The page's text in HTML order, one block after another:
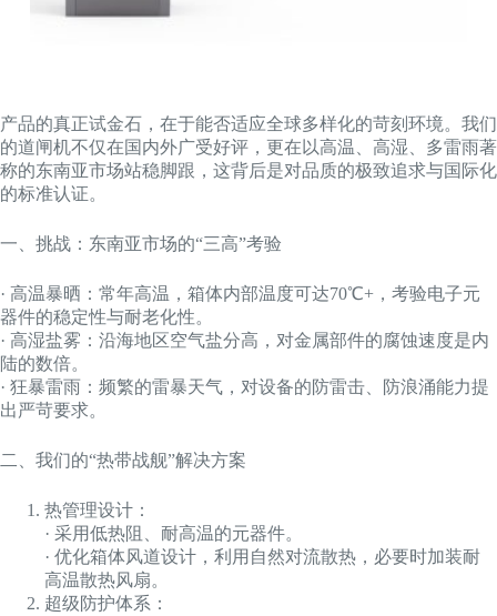
产品的真正试金石，在于能否适应全球多样化的苛刻环境。我们
的道闸机不仅在国内外广受好评，更在以高温、高湿、多雷雨著
称的东南亚市场站稳脚跟，这背后是对品质的极致追求与国际化
的标准认证。
一、挑战：东南亚市场的“三高”考验
· 高温暴晒：常年高温，箱体内部温度可达70℃+，考验电子元
器件的稳定性与耐老化性。
· 高湿盐雾：沿海地区空气盐分高，对金属部件的腐蚀速度是内
陆的数倍。
· 狂暴雷雨：频繁的雷暴天气，对设备的防雷击、防浪涌能力提
出严苛要求。
二、我们的“热带战舰”解决方案
热管理设计：
· 采用低热阻、耐高温的元器件。
· 优化箱体风道设计，利用自然对流散热，必要时加装耐
高温散热风扇。
超级防护体系：